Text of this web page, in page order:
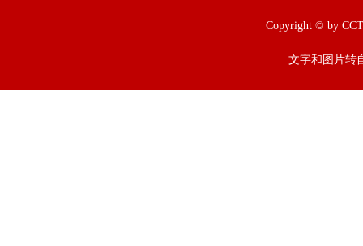
Copyright © by
文字和图片转